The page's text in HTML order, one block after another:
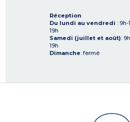
Réception
Du lundi au vendredi : 9h-
19h
Samedi (juillet et août):
19h
Dimanche: fermé